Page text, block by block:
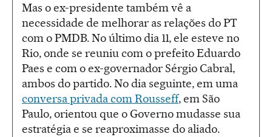
Mas o ex-presidente também vê a
necessidade de melhorar as relações do PT
com o PMDB. No último dia 11, ele esteve no
Rio, onde se reuniu com o prefeito Eduardo
Paes e com o ex-governador Sérgio Cabral,
ambos do partido. No dia seguinte, em uma
conversa privada com Rousseff, em São
Paulo, orientou que o Governo mudasse sua
estratégia e se reaproximasse do aliado.